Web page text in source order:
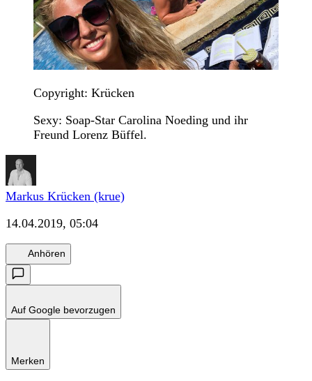
Copyright: Krücken
Sexy: Soap-Star Carolina Noeding und ihr
Freund Lorenz Büffel.
Markus Krücken (krue)
14.04.2019, 05:04
Anhören
Auf Google bevorzugen
Merken